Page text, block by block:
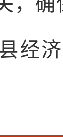
经